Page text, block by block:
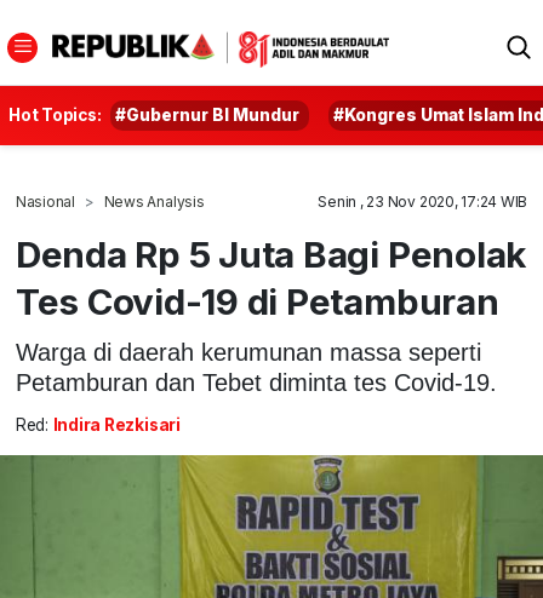
Hot Topics: #Gubernur BI Mundur #Kongres Umat Islam
Nasional News Analysis Senin , 23 Nov 2020, 17:24 WIB
Denda Rp 5 Juta Bagi Penolak
Tes Covid-19 di Petamburan
Warga di daerah kerumunan massa seperti
Petamburan dan Tebet diminta tes Covid-19.
Red: Indira Rezkisari